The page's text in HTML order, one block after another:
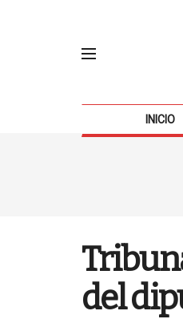
INICIO
del